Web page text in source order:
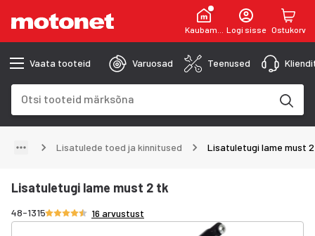
KaubamajaLogi sisse Ostukorv
Vaata tooteid Varuosad Teenused
Lisatulede toed ja kinnitused Lisatuletugi lame must
Lisatuletugi lame must 2 tk
48-1315Hinnang 4.6/5 tähte
16 arvustust